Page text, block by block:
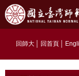
回師大 回首頁